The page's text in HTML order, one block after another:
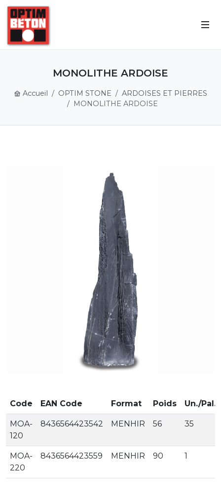
MONOLITHE ARDOISE
Accueil OPTIM STONE
ARDOISES ET PIERRES
MONOLITHE ARDOISE
Code EAN Code Format Poids Un./Pal.
MOA-
120
8436564423542 MENHIR 56 35
MOA-
220
8436564423559 MENHIR 90 1